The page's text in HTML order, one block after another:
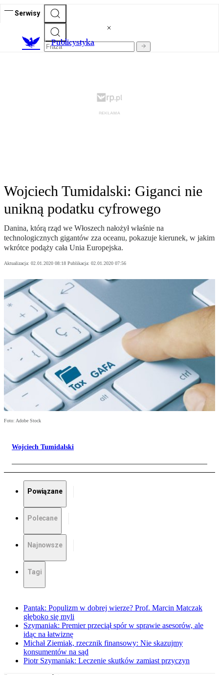
Serwisy
Publicystyka
Wojciech Tumidalski: Giganci nie
unikną podatku cyfrowego
Danina, którą rząd we Włoszech nałożył właśnie na
technologicznych gigantów zza oceanu, pokazuje kierunek, w jakim
wkrótce podąży cała Unia Europejska.
Aktualizacja: 02.01.2020 08:18 Publikacja: 02.01.2020 07:56
Foto: Adobe Stock
Wojciech Tumidalski
Powiązane
Polecane
Najnowsze
Tagi
Pantak: Populizm w dobrej wierze? Prof. Marcin Matczak
głęboko się myli
Szymaniak: Premier przeciął spór w sprawie asesorów, ale
idąc na łatwiznę
Michał Ziemiak, rzecznik finansowy: Nie skazujmy
konsumentów na sąd
Piotr Szymaniak: Leczenie skutków zamiast przyczyn